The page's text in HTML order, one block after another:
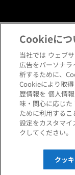
Copyright ©
Cookieにつ
当社では ウェブ
広告をパーソナ
析するために、
Cookieにより取
歴情報を 個人情
味・関心に応じ
ために利用する
設定をカスタマ
クしてください。
クッ